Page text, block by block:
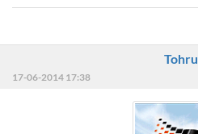
Tohru
17-06-2014 17:38